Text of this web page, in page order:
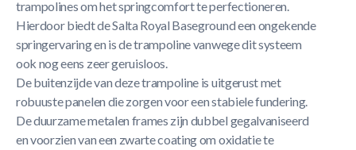
trampolines om het springcomfort te perfectioneren.
Hierdoor biedt de Salta Royal Baseground een ongekende
springervaring en is de trampoline vanwege dit systeem
ook nog eens zeer geruisloos.
De buitenzijde van deze trampoline is uitgerust met
robuuste panelen die zorgen voor een stabiele fundering.
De duurzame metalen frames zijn dubbel gegalvaniseerd
en voorzien van een zwarte coating om oxidatie te